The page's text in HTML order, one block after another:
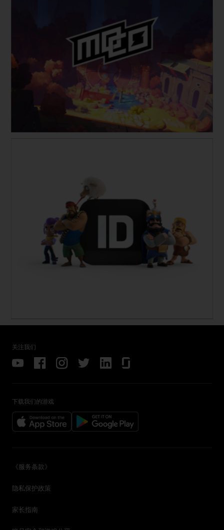
关注我们
下载我们的游戏
《服务条款》
隐私保护政策
家长指南